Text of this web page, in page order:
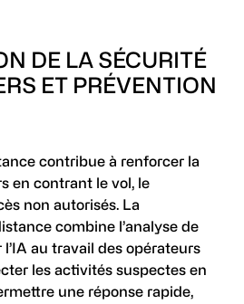
DE LA SÉCURITÉ
ET PRÉVENTION
contribue à renforcer la
en contrant le vol, le
non autorisés. La
combine l’analyse de
au travail des opérateurs
les activités suspectes en
une réponse rapide,